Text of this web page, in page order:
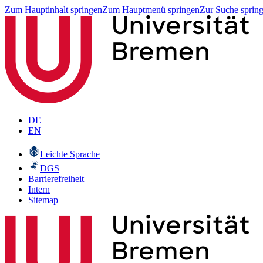
Zum Hauptinhalt springenZum Hauptmenü springenZur Suche
DE
EN
Leichte Sprache
DGS
Barrierefreiheit
Intern
Sitemap